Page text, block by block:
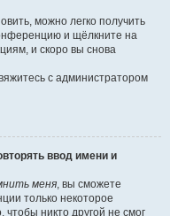
можно легко получить
и щёлкните на
и скоро вы снова
с администратором
ввод имени и
меня, вы сможете
только некоторое
никто другой не смог